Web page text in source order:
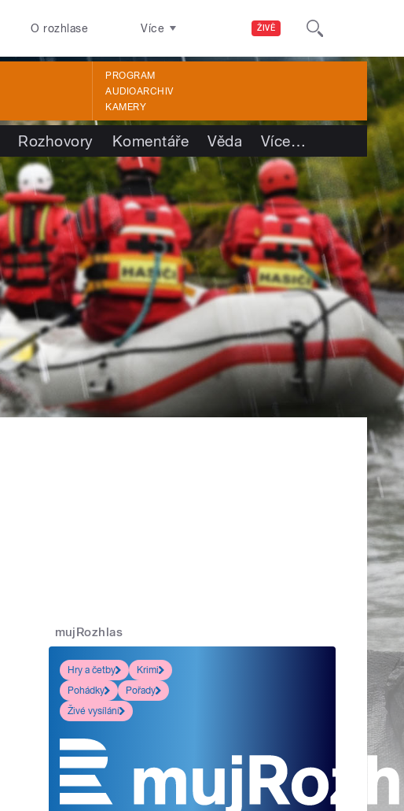
ŽIVĚ
O rozhlase Více
PROGRAM
AUDIOARCHIV
KAMERY
Rozhovory Komentáře Věda Více…
mujRozhlas
Hry a četby
Krimi
Pohádky
Pořady
Živé vysílání